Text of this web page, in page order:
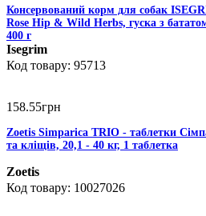
Консервований корм для собак
Rose Hip & Wild Herbs, гуска з
400 г
Isegrim
95713
158.55грн
Zoetis Simparica TRIO - таблетки
та кліщів, 20,1 - 40 кг, 1 таблетка
Zoetis
10027026